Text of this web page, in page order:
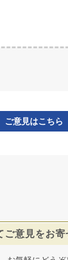
ご意見はこちら
ご意見をお寄